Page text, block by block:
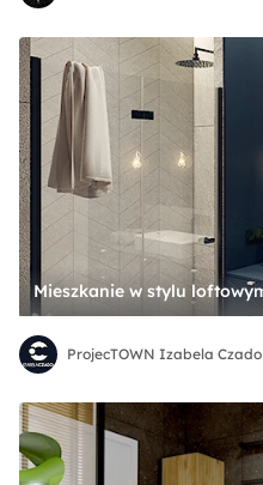
ProjecTOWN Izabela Czado